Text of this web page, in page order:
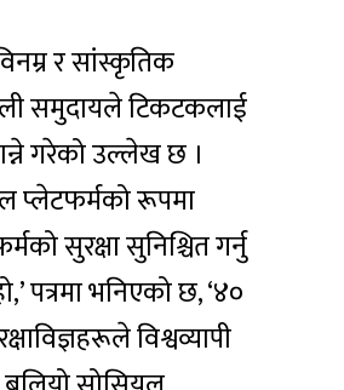
र सांस्कृतिक
समुदायले टिकटकलाई
गरेको उल्लेख छ ।
प्लेटफर्मको रूपमा
सुरक्षा सुनिश्चित गर्नु
पत्रमा भनिएको छ, ‘४०
विश्वव्यापी